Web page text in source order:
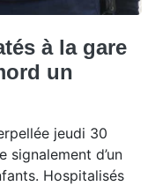
à la gare
un
jeudi 30
signalement d’un
Hospitalisés